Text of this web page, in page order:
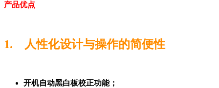
产品优点
1. 人性化设计与操作的简便性
开机自动黑白板校正功能；